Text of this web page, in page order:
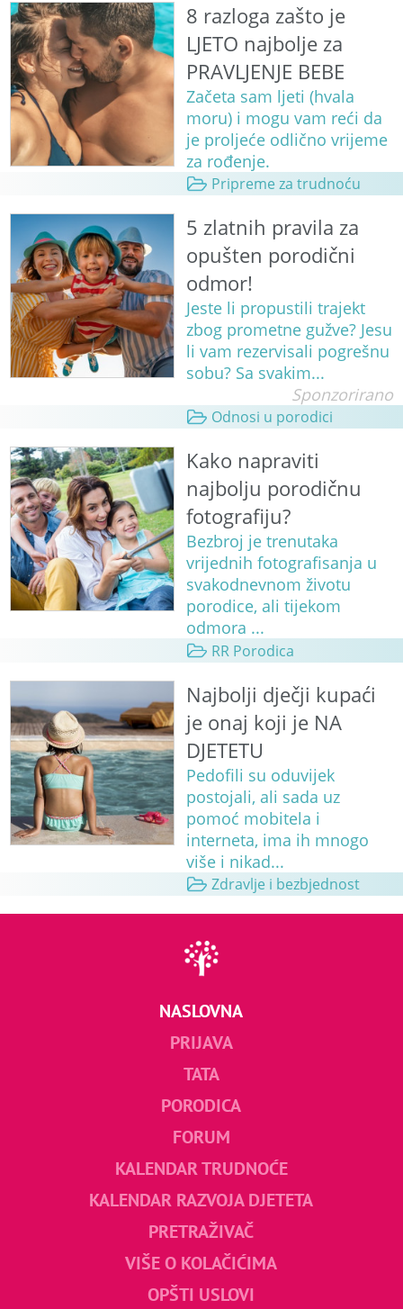
8 razloga zašto je
LJETO najbolje za
PRAVLJENJE BEBE
Začeta sam ljeti (hvala
moru) i mogu vam reći da
je proljeće odlično vrijeme
za rođenje.
Pripreme za trudnoću
5 zlatnih pravila za
opušten porodični
odmor!
Jeste li propustili trajekt
zbog prometne gužve? Jesu
li vam rezervisali pogrešnu
sobu? Sa svakim...
Sponzorirano
Odnosi u porodici
Kako napraviti
najbolju porodičnu
fotografiju?
Bezbroj je trenutaka
vrijednih fotografisanja u
svakodnevnom životu
porodice, ali tijekom
odmora ...
RR Porodica
Najbolji dječji kupaći
je onaj koji je NA
DJETETU
Pedofili su oduvijek
postojali, ali sada uz
pomoć mobitela i
interneta, ima ih mnogo
više i nikad...
Zdravlje i bezbjednost
NASLOVNA
PRIJAVA
TATA
PORODICA
FORUM
KALENDAR TRUDNOĆE
KALENDAR RAZVOJA DJETETA
PRETRAŽIVAČ
VIŠE O KOLAČIĆIMA
OPŠTI USLOVI